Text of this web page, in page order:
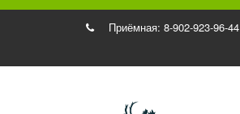
Приёмная: 8-902-923-96-44